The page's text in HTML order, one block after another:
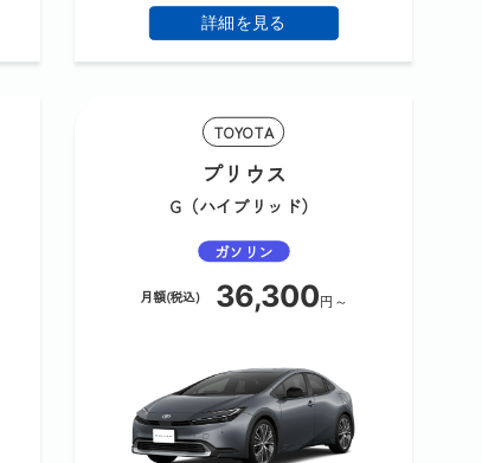
詳細を見る
TOYOTA
プリウス
G（ハイブリッド）
ガソリン
月額(税込) 36,300円～